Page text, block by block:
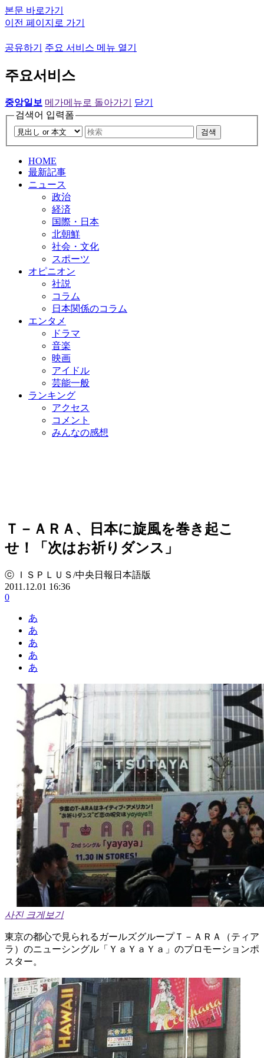
본문 바로가기
이전 페이지로 가기
공유하기 주요 서비스 메뉴 열기
주요서비스
중앙일보 메가메뉴로 돌아가기
닫기
검색어 입력폼
검색
HOME
最新記事
ニュース
政治
経済
国際・日本
北朝鮮
社会・文化
スポーツ
オピニオン
社説
コラム
日本関係のコラム
エンタメ
ドラマ
音楽
映画
アイドル
芸能一般
ランキング
アクセス
コメント
みんなの感想
Ｔ－ＡＲＡ、日本に旋風を巻き起こ
せ！「次はお祈りダンス」
ⓒ ＩＳＰＬＵＳ/中央日報日本語版
2011.12.01 16:36
0
あ
あ
あ
あ
あ
사진 크게보기
東京の都心で見られるガールズグループＴ－ＡＲＡ（ティア
ラ）のニューシングル「ＹａＹａＹａ」のプロモーションポ
スター。